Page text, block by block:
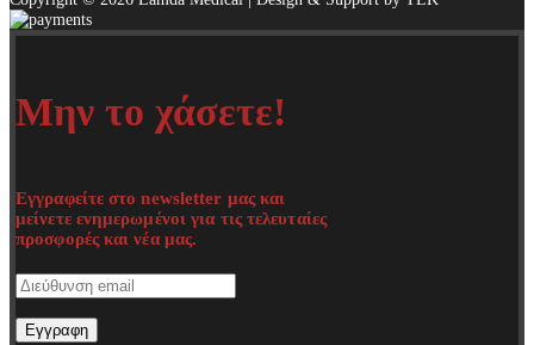
Μην το χάσετε!
Εγγραφείτε στο newsletter μας και
μείνετε ενημερωμένοι για τις τελευταίες
προσφορές και νέα μας.